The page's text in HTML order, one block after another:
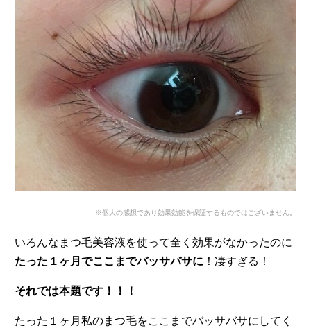
※個人の感想であり効果効能を保証するものではございません。
いろんなまつ毛美容液を使って全く効果がなかったのに
たった１ヶ月でここまでバッサバサに ！凄すぎる！
それでは本題です！！！
たった１ヶ月私のまつ毛をここまでバッサバサにしてく